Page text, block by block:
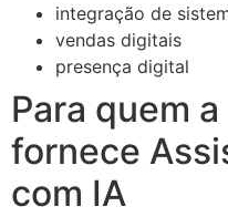
integração de
vendas digitais
presença digital
Para quem
fornece
com IA